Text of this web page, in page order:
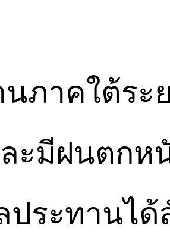
นภาคใต้ระ
ะมีฝนตกห
ระทานได้